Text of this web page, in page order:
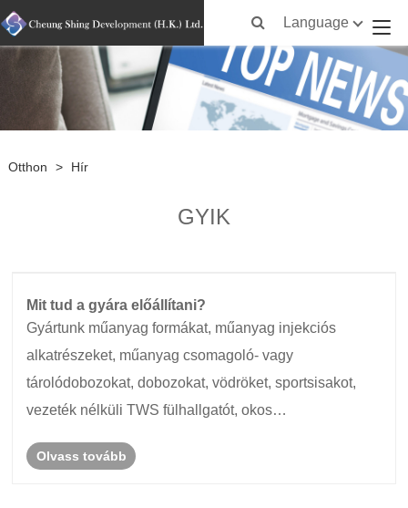
Language
Otthon > Hír
GYIK
Mit tud a gyára előállítani?
Gyártunk műanyag formákat, műanyag injekciós
alkatrészeket, műanyag csomagoló- vagy
tárolódobozokat, dobozokat, vödröket, sportsisakot,
vezeték nélküli TWS fülhallgatót, okos
Olvass tovább